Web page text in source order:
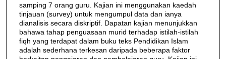
samping 7 orang guru. Kajian ini menggunakan kaedah
tinjauan (survey) untuk mengumpul data dan ianya
dianalisis secara diskriptif. Dapatan kajian menunjukkan
bahawa tahap penguasaan murid terhadap istilah-istilah
fiqh yang terdapat dalam buku teks Pendidikan Islam
adalah sederhana terkesan daripada beberapa faktor